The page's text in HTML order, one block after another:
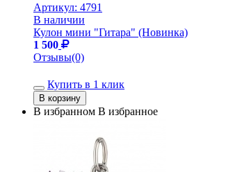
Артикул: 4791
В наличии
Кулон мини "Гитара" (Новинка)
1 500
Отзывы(0)
Купить в 1 клик
В избранном В избранное